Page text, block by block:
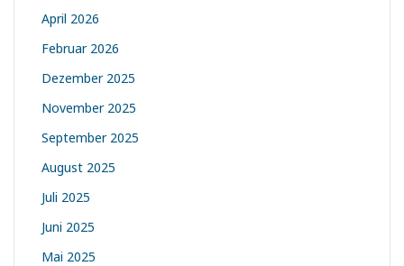
April 2026
Februar 2026
Dezember 2025
November 2025
September 2025
August 2025
Juli 2025
Juni 2025
Mai 2025